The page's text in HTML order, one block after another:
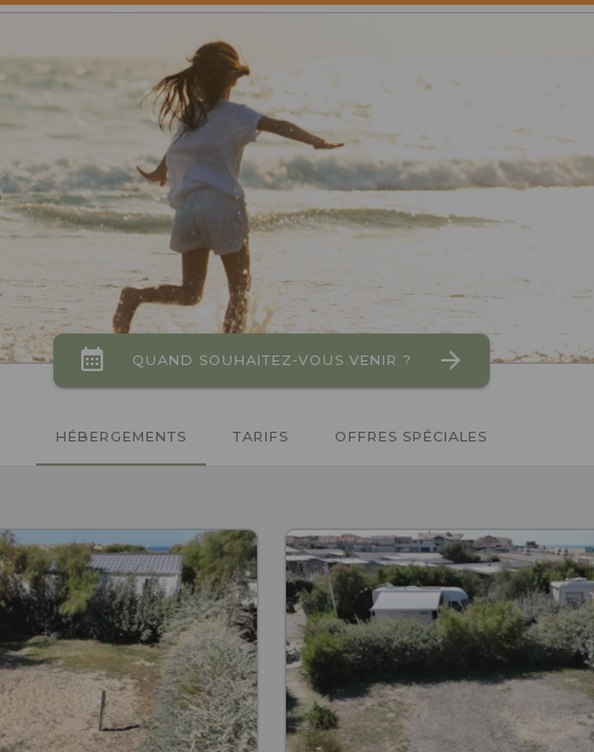
QUAND SOUHAITEZ-VOUS VENIR ?
HÉBERGEMENTS TARIFS OFFRES SPÉCIALES